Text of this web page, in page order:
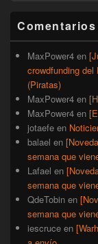
lateral
primaria
MaxPower4 en
crowdfunding
(Piratas)
MaxPower4 en
MaxPower4 en
jotaefe en
balael en
semana que
Lafael en
semana que
QdeTobin en
semana que
iescruce en